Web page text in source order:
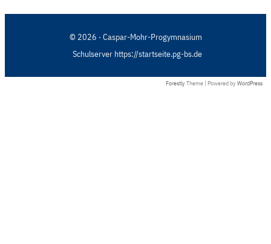
© 2026 · Caspar-Mohr-Progymnasium
Schulserver https://startseite.pg-bs.de
Forestly Theme | Powered by WordPress